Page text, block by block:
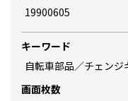
19900605
キーワード
自転車部品／チェン
画面枚数